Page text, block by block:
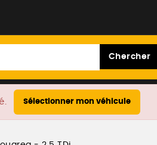
Chercher
Sélectionner mon véhicule